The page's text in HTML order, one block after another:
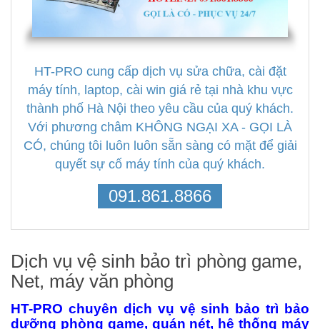
HT-PRO cung cấp dịch vụ sửa chữa, cài đặt
máy tính, laptop, cài win giá rẻ tại nhà khu vực
thành phố Hà Nội theo yêu cầu của quý khách.
Với phương châm KHÔNG NGẠI XA - GỌI LÀ
CÓ, chúng tôi luôn luôn sẵn sàng có mặt để giải
quyết sự cố máy tính của quý khách.
091.861.8866
Dịch vụ vệ sinh bảo trì phòng game,
Net, máy văn phòng
HT-PRO chuyên dịch vụ vệ sinh bảo trì bảo
dưỡng phòng game, quán nét, hệ thống máy